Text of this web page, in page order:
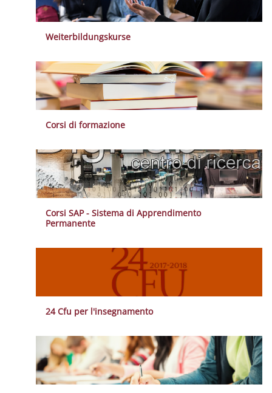
Weiterbildungskurse
Corsi di formazione
Corsi SAP - Sistema di Apprendimento
Permanente
24 Cfu per l'insegnamento